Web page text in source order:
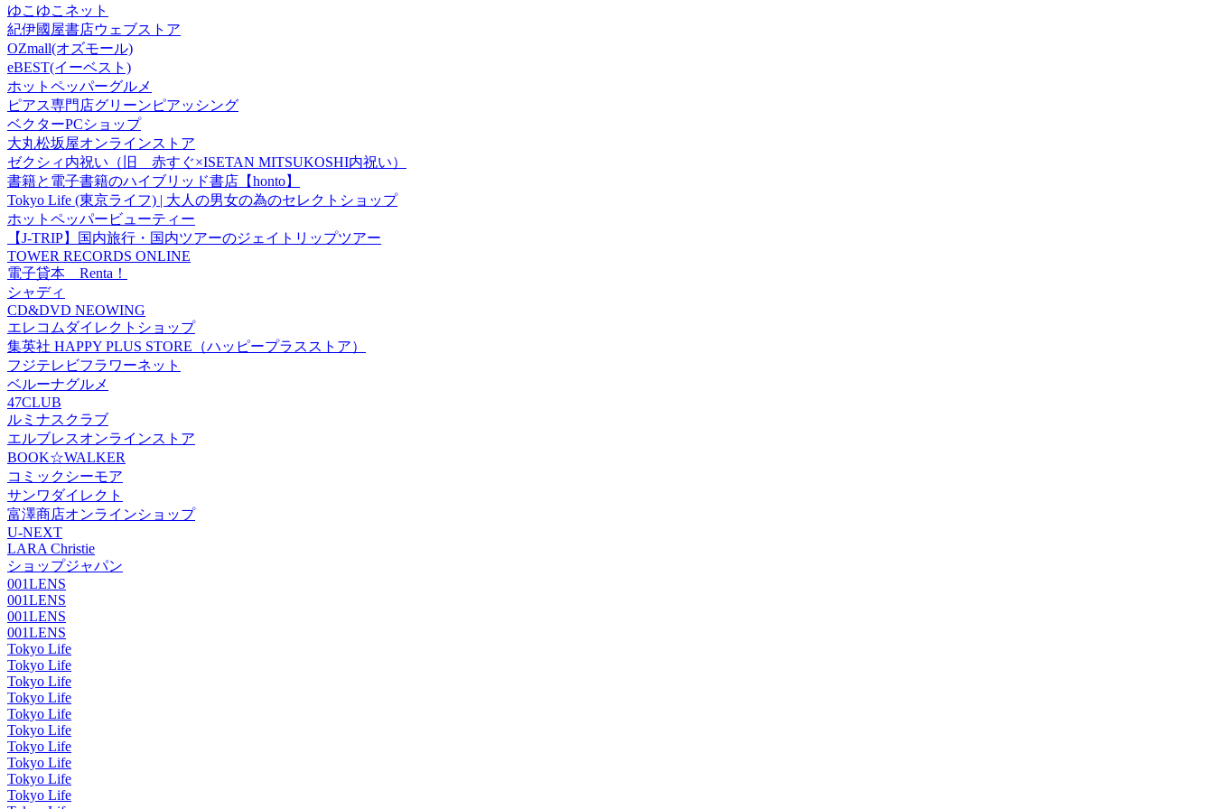
ゆこゆこネット
紀伊國屋書店ウェブストア
OZmall(オズモール)
eBEST(イーベスト)
ホットペッパーグルメ
ピアス専門店グリーンピアッシング
ベクターPCショップ
大丸松坂屋オンラインストア
ゼクシィ内祝い（旧 赤すぐ×ISETAN MITSUKOSHI内祝い）
書籍と電子書籍のハイブリッド書店【honto】
Tokyo Life (東京ライフ) | 大人の男女の為のセレクトショップ
ホットペッパービューティー
【J-TRIP】国内旅行・国内ツアーのジェイトリップツアー
TOWER RECORDS ONLINE
電子貸本 Renta！
シャディ
CD&DVD NEOWING
エレコムダイレクトショップ
集英社 HAPPY PLUS STORE（ハッピープラスストア）
フジテレビフラワーネット
ベルーナグルメ
47CLUB
ルミナスクラブ
エルブレスオンラインストア
BOOK☆WALKER
コミックシーモア
サンワダイレクト
富澤商店オンラインショップ
U-NEXT
LARA Christie
ショップジャパン
001LENS
001LENS
001LENS
001LENS
Tokyo Life
Tokyo Life
Tokyo Life
Tokyo Life
Tokyo Life
Tokyo Life
Tokyo Life
Tokyo Life
Tokyo Life
Tokyo Life